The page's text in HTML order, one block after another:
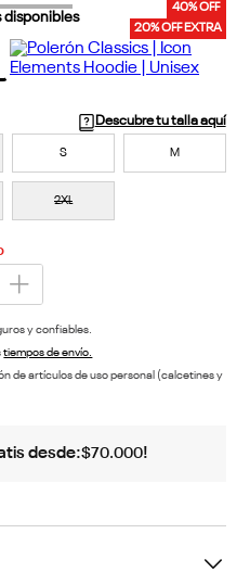
40% OFF
20% OFF EXTRA
Descubre tu talla aquí
S M
2XL
y confiables.
tiempos de envío.
de artículos de uso personal (calcetines y
desde:$70.000!